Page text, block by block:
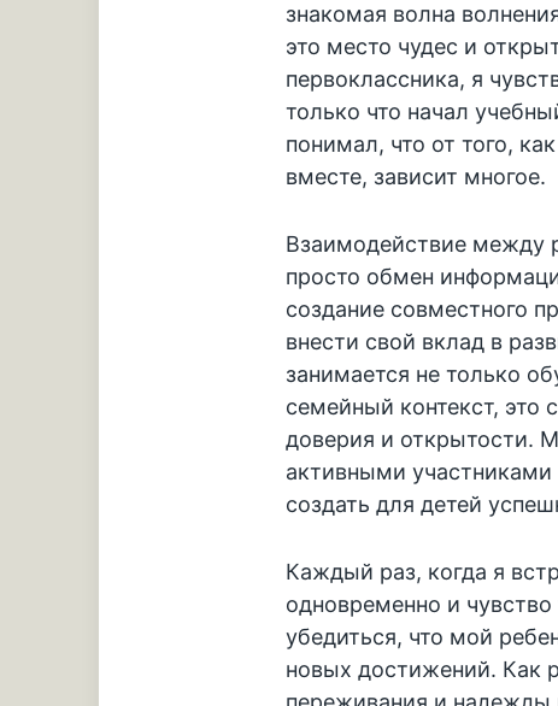
знакомая волна
это место чудес и
первоклассника, я
только что начал
понимал, что от того,
вместе, зависит многое.
Взаимодействие между
просто обмен
создание совместного
внести свой вклад в
занимается не только
семейный контекст, это
доверия и открытости.
активными
создать для детей
Каждый раз, когда я
одновременно и
убедиться, что мой
новых достижений. Как